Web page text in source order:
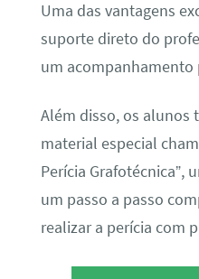
Uma das vantagens
suporte direto do
um acompanhamento
Além disso, os alunos
material especial
Perícia Grafotécnica”,
um passo a passo
realizar a perícia com